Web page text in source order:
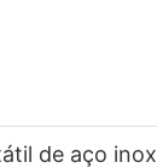
de aço